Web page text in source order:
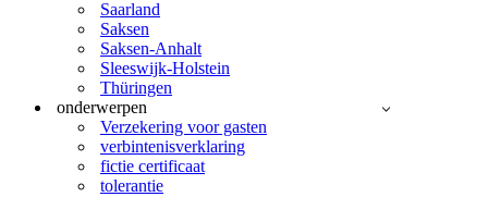
Saarland
Saksen
Saksen-Anhalt
Sleeswijk-Holstein
Thüringen
onderwerpen
Verzekering voor gasten
verbintenisverklaring
fictie certificaat
tolerantie